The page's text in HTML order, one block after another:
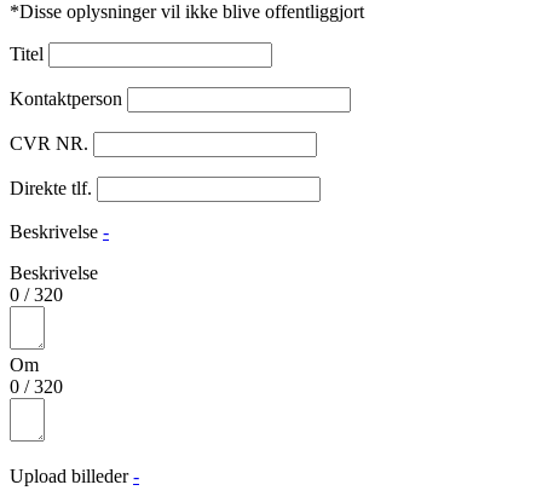
*Disse oplysninger vil ikke blive offentliggjort
Titel
Kontaktperson
CVR NR.
Direkte tlf.
Beskrivelse -
Beskrivelse
0 /320
Om
0 /320
Upload billeder -